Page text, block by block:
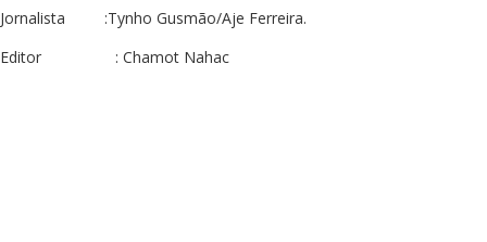
Jornalista :Tynho Gusmão/Aje Ferreira.
Editor : Chamot Nahac